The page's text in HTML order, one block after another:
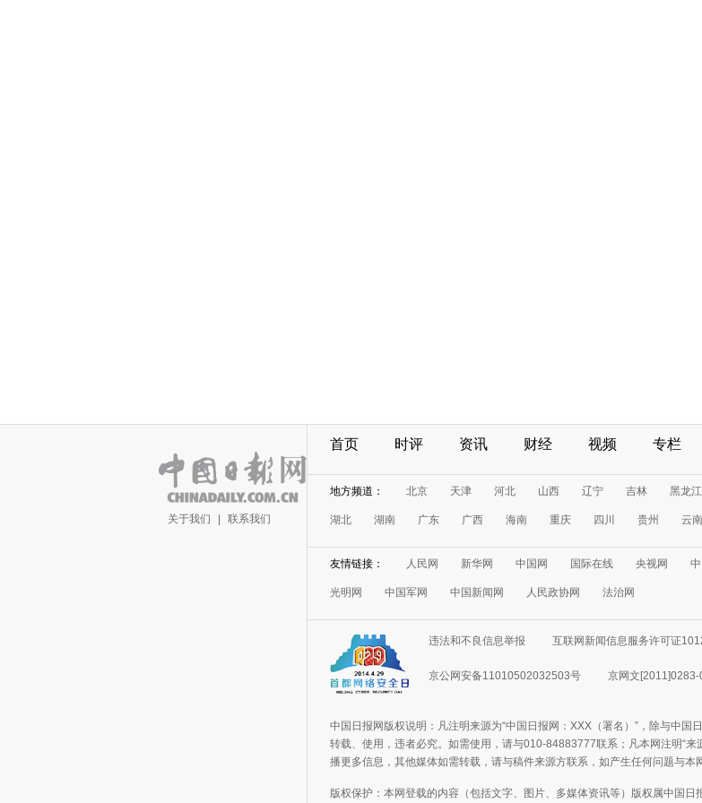
关于我们 联系我们
首页 时评 资讯 财经 视频 专栏
地方频道： 北京 天津 河北 山西 辽宁 吉林 黑龙江
湖北 湖南 广东 广西 海南 重庆 四川 贵州 云南
友情链接： 人民网 新华网 中国网 国际在线 央视网
光明网 中国军网 中国新闻网 人民政协网 法治网
违法和不良信息举报 互联网新闻信息服务许可证
京公网安备11010502032503号 京网文[2011]0283-
中国日报网版权说明：凡注明来源为“中国日报网：XXX（署名）”，除与中
转载、使用，违者必究。如需使用，请与010-84883777联系；凡本网注明“
播更多信息，其他媒体如需转载，请与稿件来源方联系，如产生任何问题与本
版权保护：本网登载的内容（包括文字、图片、多媒体资讯等）版权属中国